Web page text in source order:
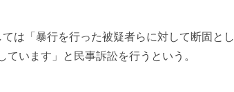
は「暴行を行った被疑者らに対して断固とし
います」と民事訴訟を行うという。